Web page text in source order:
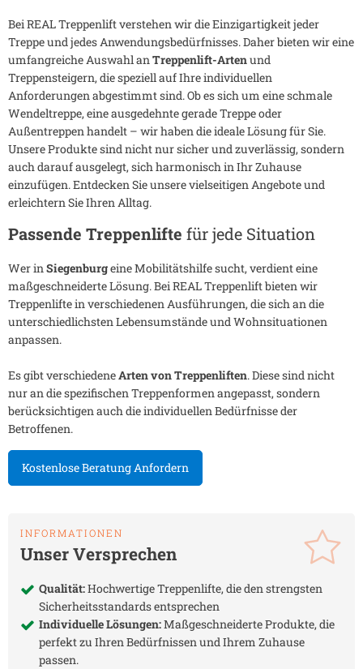
Bei REAL Treppenlift verstehen wir die Einzigartigkeit jeder
Treppe und jedes Anwendungsbedürfnisses. Daher bieten wir eine
umfangreiche Auswahl anTreppenlift-Artenund
Treppensteigern, die speziell auf Ihre individuellen
Anforderungen abgestimmt sind. Ob es sich um eine schmale
Wendeltreppe, eine ausgedehnte gerade Treppe oder
Außentreppen handelt – wir haben die ideale Lösung für Sie.
Unsere Produkte sind nicht nur sicher und zuverlässig, sondern
auch darauf ausgelegt, sich harmonisch in Ihr Zuhause
einzufügen. Entdecken Sie unsere vielseitigen Angebote und
erleichtern Sie Ihren Alltag.
Passende Treppenlifte für jede Situation
Wer inSiegenburgeine Mobilitätshilfe sucht, verdient eine
maßgeschneiderte Lösung. Bei REAL Treppenlift bieten wir
Treppenlifte in verschiedenen Ausführungen, die sich an die
unterschiedlichsten Lebensumstände und Wohnsituationen
anpassen.
Es gibt verschiedeneArten von Treppenliften. Diese sind nicht
nur an die spezifischen Treppenformen angepasst, sondern
berücksichtigen auch die individuellen Bedürfnisse der
Betroffenen.
Kostenlose Beratung Anfordern
INFORMATIONEN
Unser Versprechen
Qualität:Hochwertige Treppenlifte, die den strengsten
Sicherheitsstandards entsprechen
Individuelle Lösungen:Maßgeschneiderte Produkte, die
perfekt zu Ihren Bedürfnissen und Ihrem Zuhause
passen.